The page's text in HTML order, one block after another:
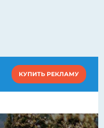
КУПИТЬ РЕКЛАМУ